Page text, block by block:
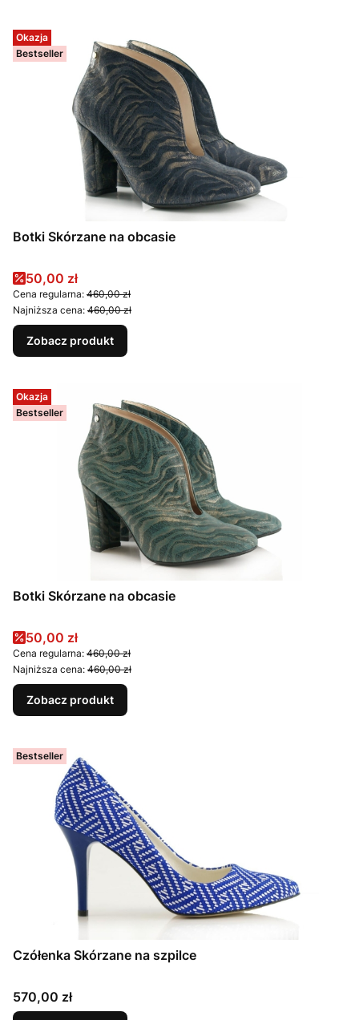
Okazja
Bestseller
Botki Skórzane na obcasie
Cena promocyjna
50,00 zł
Cena regularna: 460,00 zł
Najniższa cena: 460,00 zł
Zobacz produkt
Okazja
Bestseller
Botki Skórzane na obcasie
Cena promocyjna
50,00 zł
Cena regularna: 460,00 zł
Najniższa cena: 460,00 zł
Zobacz produkt
Bestseller
Czółenka Skórzane na szpilce
Cena
570,00 zł